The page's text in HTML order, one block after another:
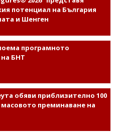
потенциал на България
и Шенген
програмното
БНТ
обяви приблизително 100
преминаване на